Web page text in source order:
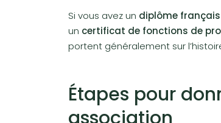
Si vous avez un diplôme
un certificat de fonctions de
portent généralement sur
Étapes pour